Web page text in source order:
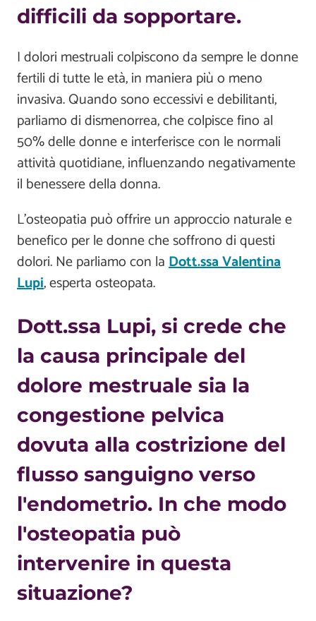
difficili da sopportare.
I dolori mestruali colpiscono da sempre le donne
fertili di tutte le età, in maniera più o meno
invasiva. Quando sono eccessivi e debilitanti,
parliamo di dismenorrea, che colpisce fino al
50% delle donne e interferisce con le normali
attività quotidiane, influenzando negativamente
il benessere della donna.
L’osteopatia può offrire un approccio naturale e
benefico per le donne che soffrono di questi
dolori. Ne parliamo con laDott.ssa Valentina
Lupi, esperta osteopata.
Dott.ssa Lupi, si crede che
la causa principale del
dolore mestruale sia la
congestione pelvica
dovuta alla costrizione del
flusso sanguigno verso
l'endometrio. In che modo
l'osteopatia può
intervenire in questa
situazione?